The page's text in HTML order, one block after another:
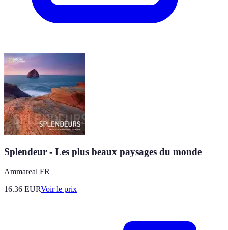
Splendeur - Les plus beaux paysages du monde
Ammareal FR
16.36 EURVoir le prix